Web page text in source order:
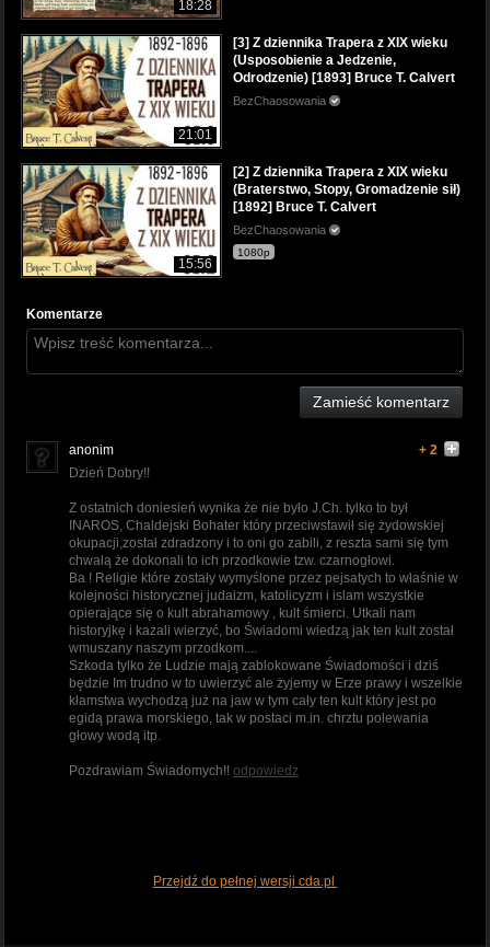
18:28
21:01
[3] Z dziennika Trapera z XIX wieku
(Usposobienie a Jedzenie,
Odrodzenie) [1893] Bruce T. Calvert
BezChaosowania
15:56
[2] Z dziennika Trapera z XIX wieku
(Braterstwo, Stopy, Gromadzenie sił)
[1892] Bruce T. Calvert
BezChaosowania
1080p
Komentarze
Zamieść komentarz
anonim
+ 2
Dzień Dobry!!
Z ostatnich doniesień wynika że nie było J.Ch. tylko to był
INAROS, Chaldejski Bohater który przeciwstawił się żydowskiej
okupacji,został zdradzony i to oni go zabili, z reszta sami się tym
chwalą że dokonali to ich przodkowie tzw. czarnogłowi.
Ba ! Religie które zostały wymyślone przez pejsatych to właśnie w
kolejności historycznej judaizm, katolicyzm i islam wszystkie
opierające się o kult abrahamowy , kult śmierci. Utkali nam
historyjkę i kazali wierzyć, bo Świadomi wiedzą jak ten kult został
wmuszany naszym przodkom....
Szkoda tylko że Ludzie mają zablokowane Świadomości i dziś
będzie Im trudno w to uwierzyć ale żyjemy w Erze prawy i wszelkie
kłamstwa wychodzą już na jaw w tym cały ten kult który jest po
egidą prawa morskiego, tak w postaci m.in. chrztu polewania
głowy wodą itp.
Pozdrawiam Świadomych!! odpowiedz
Przejdź do pełnej wersji cda.pl